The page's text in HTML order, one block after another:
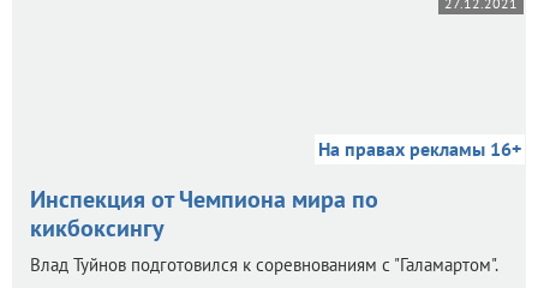
На правах рекламы 16+
Инспекция от Чемпиона мира по
кикбоксингу
Влад Туйнов подготовился к соревнованиям с "Галамартом".